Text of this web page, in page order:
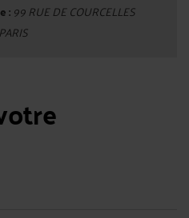
:99 RUE DE COURCELLES